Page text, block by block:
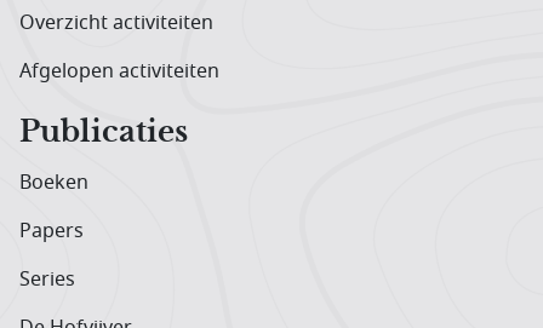
Overzicht activiteiten
Afgelopen activiteiten
Publicaties
Boeken
Papers
Series